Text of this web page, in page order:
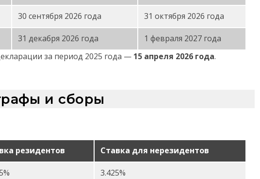
30 сентября 2026 года 31 октября 2026 года
31 декабря 2026 года
1 февраля 2027 года
за период 2025 года — 15 апреля 2026 года.
и сборы
резидентов Ставка для нерезидентов
3.425%